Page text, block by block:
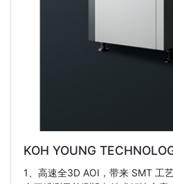
KOH YOUNG
1、高速全3D AOI，带来 SMT 工